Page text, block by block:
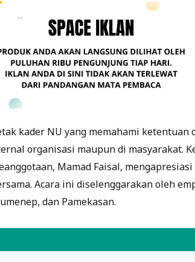
kader NU yang memahami ketentuan
organisasi maupun di masyarakat.
Mamad Faisal,
Acara ini diselenggarakan oleh
dan Pamekasan.